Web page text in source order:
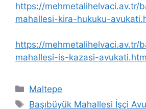
https://mehmetalihelvaci.av.tr/
mahallesi-kira-hukuku-
https://mehmetalihelvaci.av.tr/
mahallesi-is-kazasi-
Kategoriler
Maltepe
Etiketler
Başıbüyük Mahallesi İşçi